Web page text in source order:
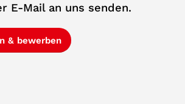
E-Mail an uns senden.
& bewerben